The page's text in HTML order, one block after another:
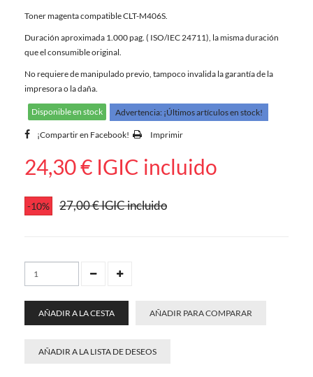
Toner magenta compatible CLT-M406S.
Duración aproximada 1.000 pag. ( ISO/IEC 24711), la misma duración
que el consumible original.
No requiere de manipulado previo, tampoco invalida la garantía de la
impresora o la daña.
Disponible en stock Advertencia: ¡Últimos artículos en stock!
¡Compartir en Facebook! Imprimir
24,30 € IGIC incluido
-10% 27,00 €IGIC incluido
AÑADIR A LA CESTA AÑADIR PARA COMPARAR
AÑADIR A LA LISTA DE DESEOS